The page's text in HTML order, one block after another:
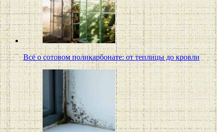
Всё о сотовом поликарбонате: от теплицы до кровли